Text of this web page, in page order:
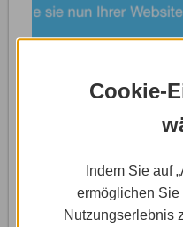
Cookie-
Indem Sie auf
ermöglichen
Nutzungserlebnis
Hast Du alle nötigen